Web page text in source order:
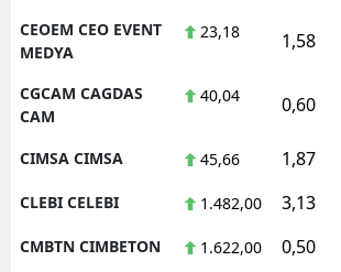
CEOEM CEO EVENT
MEDYA
23,18 1,58
CGCAM CAGDAS
CAM
40,04 0,60
CIMSA CIMSA 45,66 1,87
CLEBI CELEBI 1.482,00 3,13
CMBTN CIMBETON 1.622,00 0,50